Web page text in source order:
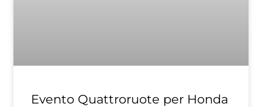
Evento Quattroruote per Honda